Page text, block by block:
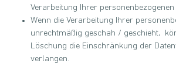
Verarbeitung Ihrer
Wenn die Verarbeitung Ihrer
unrechtmäßig geschah / geschieht,
Löschung die Einschränkung der
verlangen.